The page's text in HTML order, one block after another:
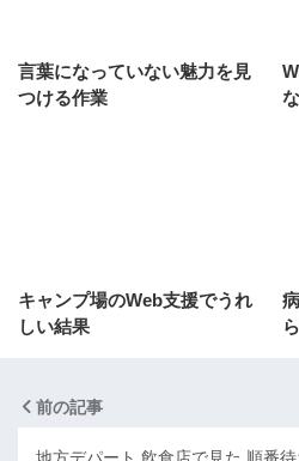
言葉になっていない魅力を見
つける作業
キャンプ場のWeb支援でうれ
しい結果
前の記事